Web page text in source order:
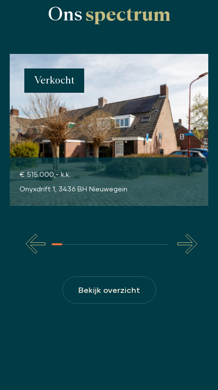
Ons spectrum
Verkocht
€ 515.000,- k.k.
Onyxdrift 1, 3436 BH Nieuwegein
Bekijk overzicht